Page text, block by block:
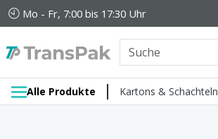
Mo - Fr, 7:00 bis 17:30 Uhr
Alle Produkte Kartons & Schachteln